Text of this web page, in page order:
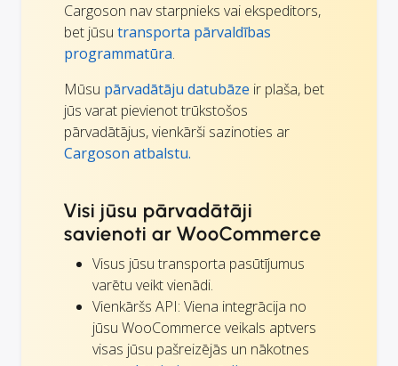
Cargoson nav starpnieks vai ekspeditors,
bet jūsu transporta pārvaldības
programmatūra.
Mūsu pārvadātāju datubāze ir plaša, bet
jūs varat pievienot trūkstošos
pārvadātājus, vienkārši sazinoties ar
Cargoson atbalstu.
Visi jūsu pārvadātāji
savienoti ar WooCommerce
Visus jūsu transporta pasūtījumus
varētu veikt vienādi.
Vienkāršs API: Viena integrācija no
jūsu WooCommerce veikals aptvers
visas jūsu pašreizējās un nākotnes